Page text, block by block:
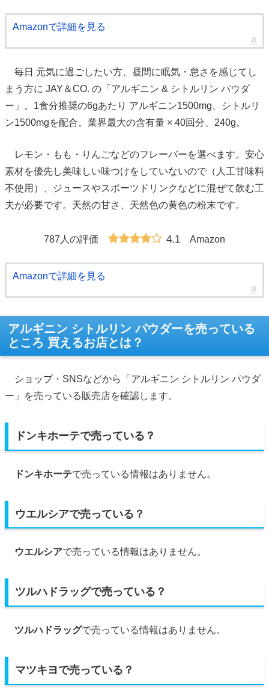
Amazonで詳細を見る
毎日 元気に過ごしたい方、昼間に眠気・怠さを感じてし
まう方に JAY＆CO. の「アルギニン & シトルリン パウダ
ー」。1食分推奨の6gあたり アルギニン1500mg、シトルリ
ン1500mgを配合。業界最大の含有量 × 40回分、240g。
レモン・もも・りんごなどのフレーバーを選べます。安心
素材を優先し美味しい味つけをしていないので（人工甘味料
不使用）、ジュースやスポーツドリンクなどに混ぜて飲む工
夫が必要です。天然の甘さ、天然色の黄色の粉末です。
787人の評価 4.1Amazon
Amazonで詳細を見る
アルギニン シトルリン パウダーを売っている
ところ 買えるお店とは？
ショップ・SNSなどから「アルギニン シトルリン パウダ
ー」を売っている販売店を確認します。
ドンキホーテで売っている？
ドンキホーテで売っている情報はありません。
ウエルシアで売っている？
ウエルシアで売っている情報はありません。
ツルハドラッグで売っている？
ツルハドラッグで売っている情報はありません。
マツキヨで売っている？